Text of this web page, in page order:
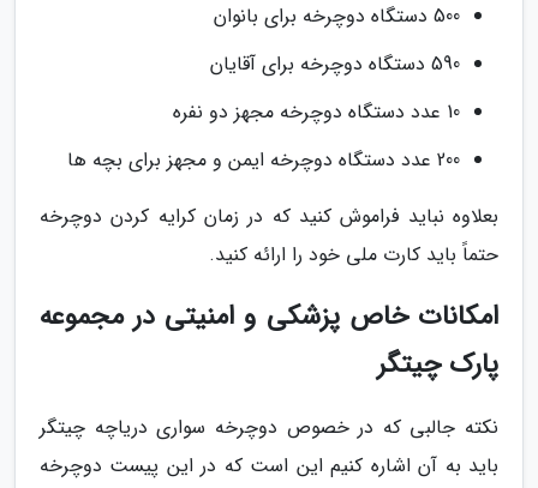
500 دستگاه دوچرخه برای بانوان
590 دستگاه دوچرخه برای آقایان
10 عدد دستگاه دوچرخه مجهز دو نفره
200 عدد دستگاه دوچرخه ایمن و مجهز برای بچه ها
بعلاوه نباید فراموش کنید که در زمان کرایه کردن دوچرخه
حتماً باید کارت ملی خود را ارائه کنید.
امکانات خاص پزشکی و امنیتی در مجموعه
پارک چیتگر
نکته جالبی که در خصوص دوچرخه سواری دریاچه چیتگر
باید به آن اشاره کنیم این است که در این پیست دوچرخه